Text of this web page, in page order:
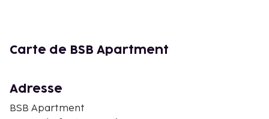
Cimetière des Martyrs - 1,5 km
Casino Regency - 1,7 km
Ancienne Résidence d'Enver Hoxha - 1,7 km
Carte de BSB Apartment
Adresse
BSB Apartment